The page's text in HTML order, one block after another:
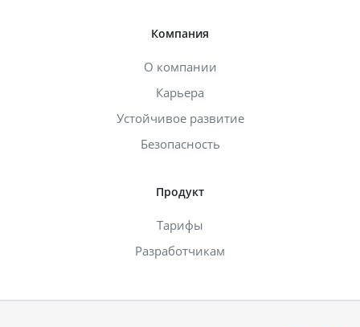
Компания
О компании
Карьера
Устойчивое развитие
Безопасность
Продукт
Тарифы
Разработчикам